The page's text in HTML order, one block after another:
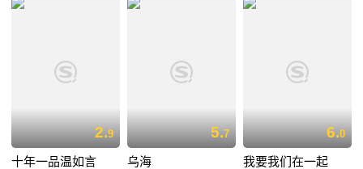
2.9
十年一品温如言
5.7
乌海
6.0
我要我们在一起